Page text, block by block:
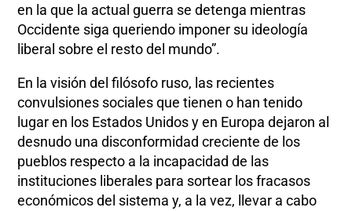
en la que la actual guerra se detenga mientras
Occidente siga queriendo imponer su ideología
liberal sobre el resto del mundo”.
En la visión del filósofo ruso, las recientes
convulsiones sociales que tienen o han tenido
lugar en los Estados Unidos y en Europa dejaron al
desnudo una disconformidad creciente de los
pueblos respecto a la incapacidad de las
instituciones liberales para sortear los fracasos
económicos del sistema y, a la vez, llevar a cabo